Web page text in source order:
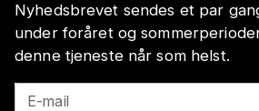
Nyhedsbrevet sendes et par
under foråret og
denne tjeneste når som helst.
E-mail